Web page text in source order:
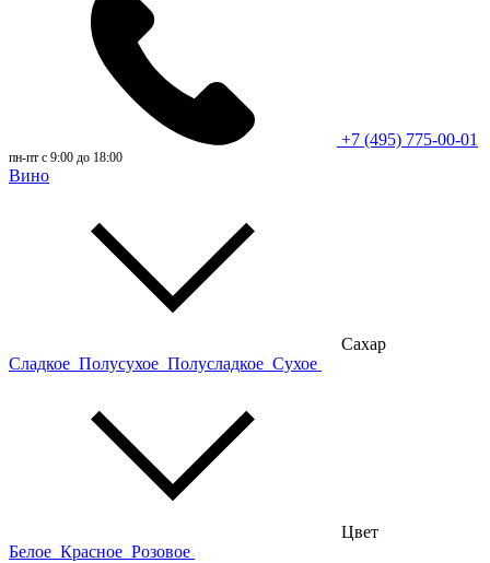
+7 (495) 775-00-01
пн-пт с 9:00 до 18:00
Вино
Сахар
Сладкое Полусухое Полусладкое Сухое
Цвет
Белое Красное Розовое